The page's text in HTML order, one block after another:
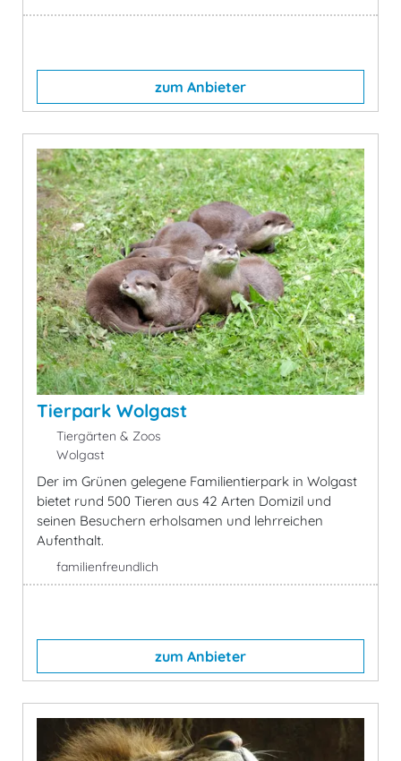
zum Anbieter
Tierpark Wolgast
Tiergärten & Zoos
Wolgast
Der im Grünen gelegene Familientierpark in Wolgast
bietet rund 500 Tieren aus 42 Arten Domizil und
seinen Besuchern erholsamen und lehrreichen
Aufenthalt.
familienfreundlich
zum Anbieter